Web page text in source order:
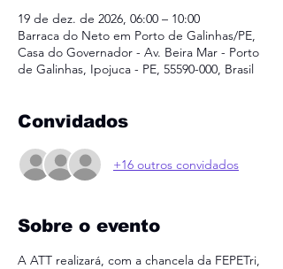
19 de dez. de 2026, 06:00 – 10:00
Barraca do Neto em Porto de Galinhas/PE,
Casa do Governador - Av. Beira Mar - Porto
de Galinhas, Ipojuca - PE, 55590-000, Brasil
Convidados
+16 outros convidados
Sobre o evento
A ATT realizará, com a chancela da FEPETri,